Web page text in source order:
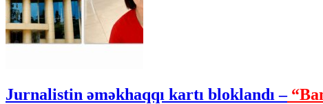
Jurnalistin əməkhaqqı kartı bloklandı –